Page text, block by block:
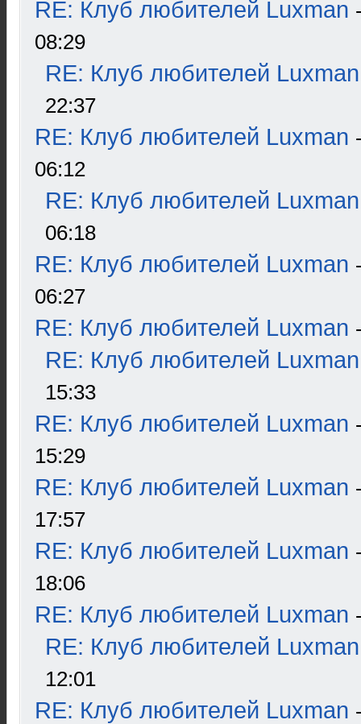
RE: Клуб любителей Luxman
08:29
RE: Клуб любителей Luxman
22:37
RE: Клуб любителей Luxman
06:12
RE: Клуб любителей Luxman
06:18
RE: Клуб любителей Luxman
06:27
RE: Клуб любителей Luxman
RE: Клуб любителей Luxman
15:33
RE: Клуб любителей Luxman
15:29
RE: Клуб любителей Luxman
17:57
RE: Клуб любителей Luxman
18:06
RE: Клуб любителей Luxman
RE: Клуб любителей Luxman
12:01
RE: Клуб любителей Luxman